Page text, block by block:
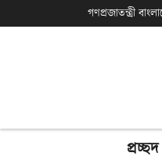
গণপ্রজাতন্ত্রী
প্রচ্ছদ